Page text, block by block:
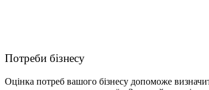
Потреби бізнесу
Оцінка потреб вашого бізнесу допоможе